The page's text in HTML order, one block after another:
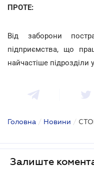
ПРОТЕ:
Від заборони
підприємства, що
найчастіше підрозділи
Головна / Новини /
Залиште